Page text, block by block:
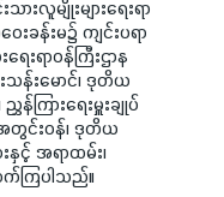
းလူမျိုးများရေးရာ
းခန်းမ၌ ကျင်းပရာ
ရေးရာဝန်ကြီးဌာန
သန်းမောင်၊ ဒုတိယ
န်ကြားရေးမှူးချုပ်
တွင်းဝန်၊ ဒုတိယ
းနှင့် အရာထမ်း၊
က်ကြပါသည်။